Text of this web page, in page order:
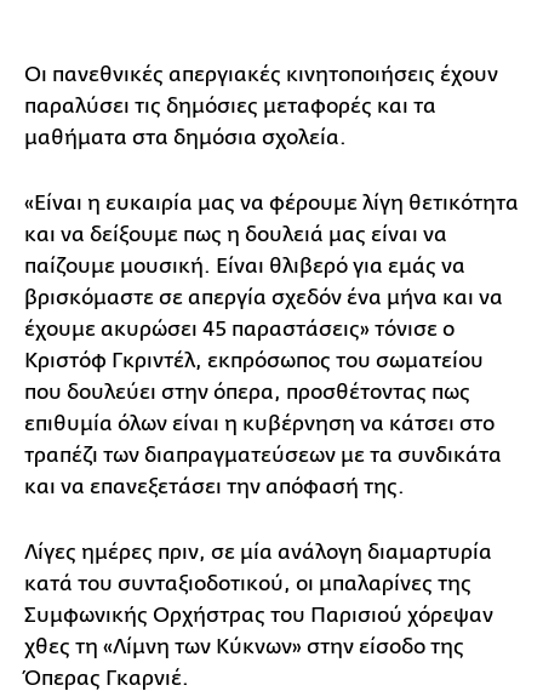
Οι πανεθνικές απεργιακές κινητοποιήσεις έχουν
παραλύσει τις δημόσιες μεταφορές και τα
μαθήματα στα δημόσια σχολεία.
«Είναι η ευκαιρία μας να φέρουμε λίγη θετικότητα
και να δείξουμε πως η δουλειά μας είναι να
παίζουμε μουσική. Είναι θλιβερό για εμάς να
βρισκόμαστε σε απεργία σχεδόν ένα μήνα και να
έχουμε ακυρώσει 45 παραστάσεις» τόνισε ο
Κριστόφ Γκριντέλ, εκπρόσωπος του σωματείου
που δουλεύει στην όπερα, προσθέτοντας πως
επιθυμία όλων είναι η κυβέρνηση να κάτσει στο
τραπέζι των διαπραγματεύσεων με τα συνδικάτα
και να επανεξετάσει την απόφασή της.
Λίγες ημέρες πριν, σε μία ανάλογη διαμαρτυρία
κατά του συνταξιοδοτικού, οι μπαλαρίνες της
Συμφωνικής Ορχήστρας του Παρισιού χόρεψαν
χθες τη «Λίμνη των Κύκνων» στην είσοδο της
Όπερας Γκαρνιέ.